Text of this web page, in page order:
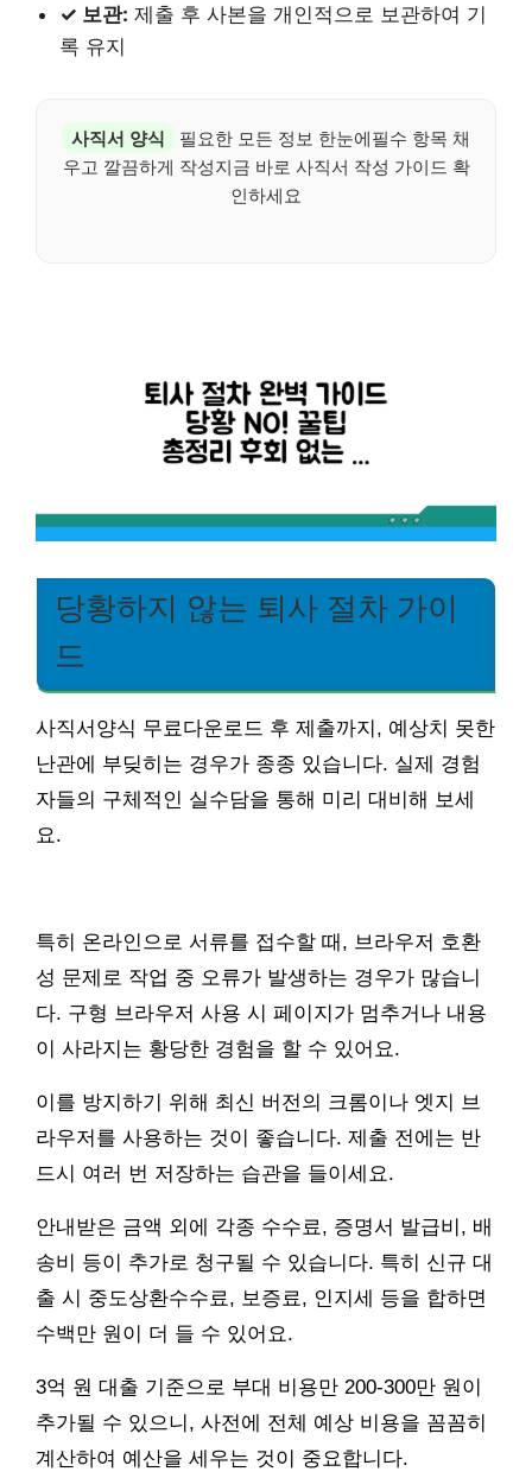
✓ 보관: 제출 후 사본을 개인적으로 보관하여 기
록 유지
사직서 양식
필요한 모든 정보 한눈에필수 항목 채
우고 깔끔하게 작성지금 바로 사직서 작성 가이드 확
인하세요
당황하지 않는 퇴사 절차 가이
드
사직서양식 무료다운로드 후 제출까지, 예상치 못한
난관에 부딪히는 경우가 종종 있습니다. 실제 경험
자들의 구체적인 실수담을 통해 미리 대비해 보세
요.
특히 온라인으로 서류를 접수할 때, 브라우저 호환
성 문제로 작업 중 오류가 발생하는 경우가 많습니
다. 구형 브라우저 사용 시 페이지가 멈추거나 내용
이 사라지는 황당한 경험을 할 수 있어요.
이를 방지하기 위해 최신 버전의 크롬이나 엣지 브
라우저를 사용하는 것이 좋습니다. 제출 전에는 반
드시 여러 번 저장하는 습관을 들이세요.
안내받은 금액 외에 각종 수수료, 증명서 발급비, 배
송비 등이 추가로 청구될 수 있습니다. 특히 신규 대
출 시 중도상환수수료, 보증료, 인지세 등을 합하면
수백만 원이 더 들 수 있어요.
3억 원 대출 기준으로 부대 비용만 200-300만 원이
추가될 수 있으니, 사전에 전체 예상 비용을 꼼꼼히
계산하여 예산을 세우는 것이 중요합니다.